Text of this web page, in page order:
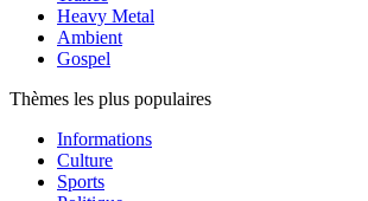
Heavy Metal
Ambient
Gospel
Thèmes les plus populaires
Informations
Culture
Sports